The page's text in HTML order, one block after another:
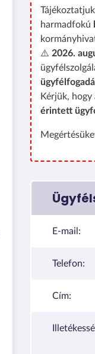
harmadfokú
⚠️ 2026.
Kérjük, hogy
érintett
E-mail:
Telefon:
Cím: